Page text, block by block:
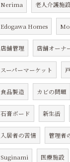
Nerima 老人介護施
Edogawa Homes
店舗管理 店舗オーナ
スーパーマーケット
食品製造 カビの問題
石膏ボード 新生活
入居者の苦情 管理者
Suginami 医療施設